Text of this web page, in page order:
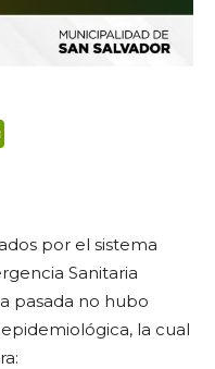
por el sistema
Sanitaria
pasada no hubo
la cual